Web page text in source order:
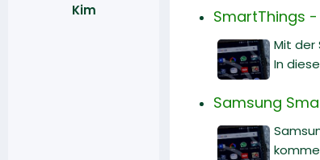
Kim SmartThings
Mit der
In
Samsung